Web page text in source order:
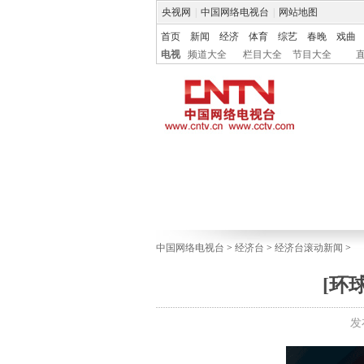
央视网 中国网络电视台 网站地图
首页 新闻 经济 体育 综艺 春晚
戏曲
电视
频道大全 栏目大全 节目大全
中国网络电视台 > 经济台 > 经济台滚动新闻 >
[环